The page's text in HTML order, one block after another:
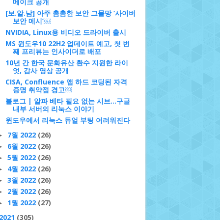
[보.알.남] 아주 촘촘한 보안 그물망 ‘사이버
보안 메시’￼
NVIDIA, Linux용 비디오 드라이버 출시
MS 윈도우10 22H2 업데이트 예고, 첫 번
째 프리뷰는 인사이더로 배포
10년 간 한국 문화유산 환수 지원한 라이
엇, 감사 영상 공개
CISA, Confluence 앱 하드 코딩된 자격
증명 취약점 경고￼
블로그 | 알파 베타 필요 없는 시브…구글
내부 서버의 리눅스 이야기
윈도우에서 리눅스 듀얼 부팅 어려워진다
7월 2022 (26)
6월 2022 (26)
5월 2022 (26)
4월 2022 (26)
3월 2022 (26)
2월 2022 (26)
1월 2022 (27)
(305)